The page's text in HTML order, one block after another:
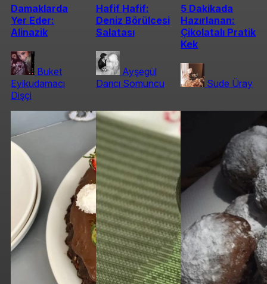
Damaklarda
Yer Eder:
Alinazik
Buket
Eyikudamacı
Dişçi
Hafif Hafif:
Deniz Börülcesi
Salatası
Ayşegül
Darıcı Somuncu
5 Dakikada
Hazırlanan:
Çikolatalı Pratik
Kek
Sude Üray